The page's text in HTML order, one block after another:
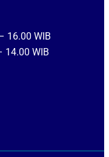
WIB
WIB